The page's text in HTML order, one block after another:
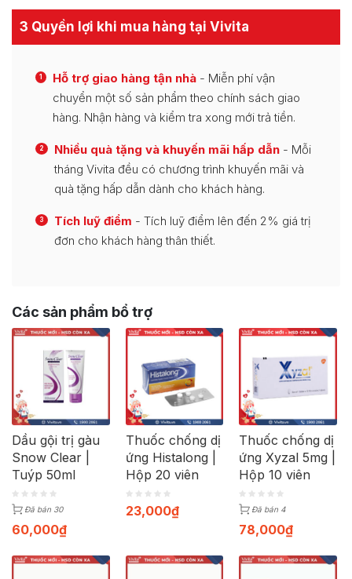
3 Quyền lợi khi mua hàng tại Vivita
1 Hỗ trợ giao hàng tận nhà - Miễn phí vận
chuyển một số sản phẩm theo chính sách giao
hàng. Nhận hàng và kiểm tra xong mới trả tiền.
2 Nhiều quà tặng và khuyến mãi hấp dẫn - Mỗi
tháng Vivita đều có chương trình khuyến mãi và
quà tặng hấp dẫn dành cho khách hàng.
3 Tích luỹ điểm - Tích luỹ điểm lên đến 2% giá trị
đơn cho khách hàng thân thiết.
Các sản phẩm bổ trợ
Dầu gội trị gàu
Snow Clear |
Tuýp 50ml
Đã bán 30
60,000₫
Thuốc chống dị
ứng Histalong |
Hộp 20 viên
23,000₫
Thuốc chống dị
ứng Xyzal 5mg |
Hộp 10 viên
Đã bán 4
78,000₫